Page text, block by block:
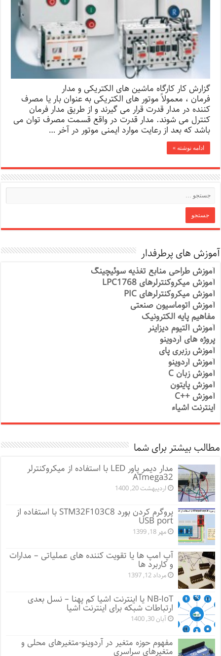
گزارش کار کارگاه ماشین های الکتریکی و مدار
فرمان ، معمولاً موتور های الکتریکی به عنوان بار یا مصرف
کننده در مدار قدرت قرار می گیرند و از طریق مدار فرمان
کنترل می شوند. مدار قدرت در واقع قسمت مصرف توان می
باشد که بعد از رعایت موارد ایمنی موتور در آخر …
ادامه نوشته »
آموزش های پرطرفدار
آموزش طراحی منابع تغذیه سوئیچینگ
آموزش میکروکنترلرهای LPC1768
آموزش میکروکنترلرهای PIC
آموزش اتوماسیون صنعتی
مفاهیم پایه الکترونیک
آموزش آلتیوم دیزاینر
پروژه های آردوینو
آموزش رزبری پای
آموزش آردوینو
آموزش زبان C
آموزش پایتون
آموزش ++C
اینترنت اشیاء
مطالب بیشتر برای شما
مدار دیمر پاور LED با استفاده از میکروکنترلر
ATmega32
اردیبهشت 20, 1400
پروگرم کردن بورد STM32F103C8 با استفاده از
USB port
مهر 18, 1399
آپ امپ ها یا تقویت کننده های عملیاتی – مدارات
و کاربرد ها
مرداد 12, 1397
NB-IoT یا اینترنت اشیا کم پهنا – نسل بعدی
ارتباطات شبکه برای اینترنت اشیا
آبان 30, 1400
مفهوم حوزه متغیر در آردوینو-متغیرهای محلی و
متغیرهای سراسری